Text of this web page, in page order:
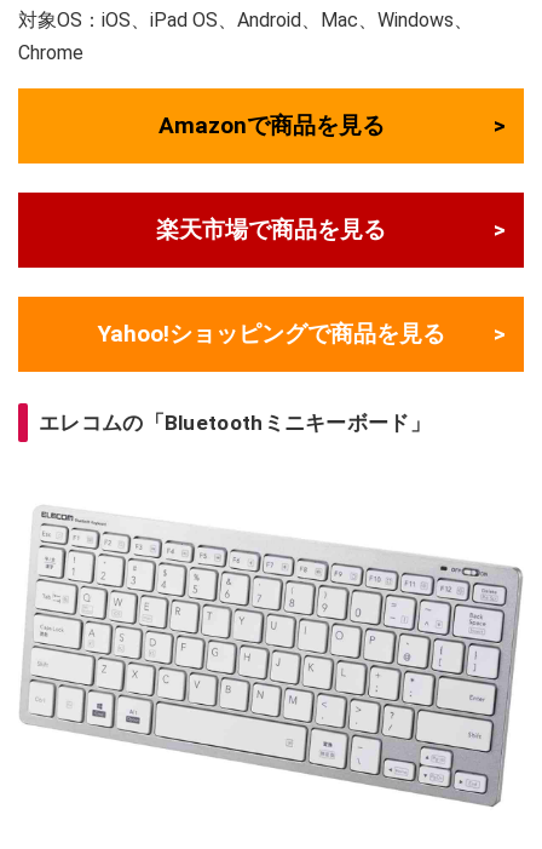
対象OS：iOS、iPad OS、Android、Mac、Windows、
Chrome
Amazonで商品を見る
楽天市場で商品を見る
Yahoo!ショッピングで商品を見る
エレコムの「Bluetoothミニキーボード」